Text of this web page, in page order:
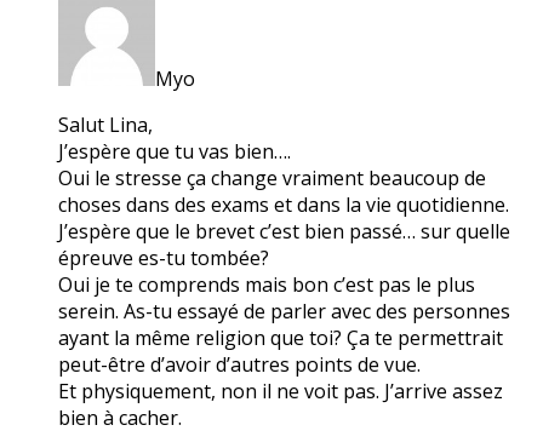
Myo
Salut Lina,
J’espère que tu vas bien….
Oui le stresse ça change vraiment beaucoup de
choses dans des exams et dans la vie quotidienne.
J’espère que le brevet c’est bien passé… sur quelle
épreuve es-tu tombée?
Oui je te comprends mais bon c’est pas le plus
serein. As-tu essayé de parler avec des personnes
ayant la même religion que toi? Ça te permettrait
peut-être d’avoir d’autres points de vue.
Et physiquement, non il ne voit pas. J’arrive assez
bien à cacher.